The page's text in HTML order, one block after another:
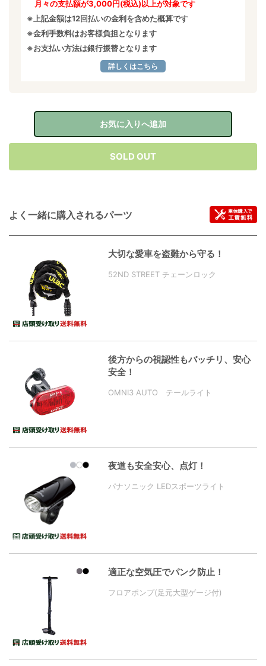
月々の支払額が3,000円(税込)以上が対象です
※上記金額は12回払いの金利を含めた概算です
※金利手数料はお客様負担となります
※お支払い方法は銀行振替となります
詳しくはこちら
お気に入りへ追加
SOLD OUT
よく一緒に購入されるパーツ
大切な愛車を盗難から守る！
52ND STREET チェーンロック
後方からの視認性もバッチリ、安心
安全！
OMNI3 AUTO テールライト
夜道も安全安心、点灯！
パナソニック LEDスポーツライト
適正な空気圧でパンク防止！
フロアポンプ(足元大型ゲージ付)